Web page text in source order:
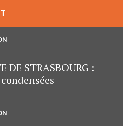
DE STRASBOURG :